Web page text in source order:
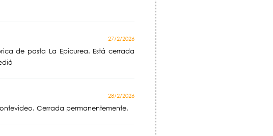
27/2/2026
de pasta La Epicurea. Está cerrada
28/2/2026
Cerrada permanentemente.